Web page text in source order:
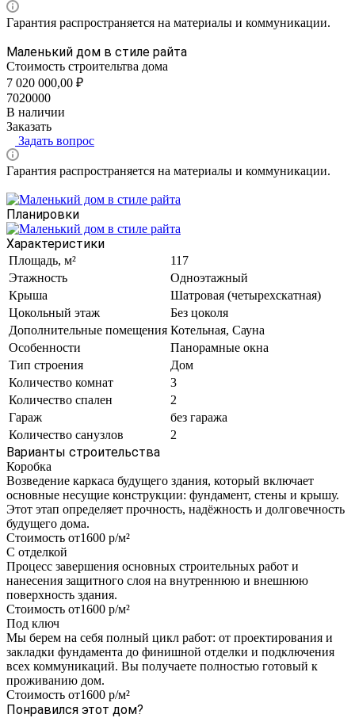
Гарантия распространяется на материалы и коммуникации.
Маленький дом в стиле райта
Стоимость строительтва дома
7 020 000,00 ₽
7020000
В наличии
Заказать
Задать вопрос
Гарантия распространяется на материалы и коммуникации.
Планировки
Характеристики
Площадь, м²
117
Этажность
Одноэтажный
Крыша
Шатровая (четырехскатная)
Цокольный этаж
Без цоколя
Дополнительные помещения Котельная, Сауна
Особенности
Панорамные окна
Тип строения
Дом
Количество комнат
3
Количество спален
2
Гараж
без гаража
Количество санузлов
2
Варианты строительства
Коробка
Возведение каркаса будущего здания, который включает
основные несущие конструкции: фундамент, стены и крышу.
Этот этап определяет прочность, надёжность и долговечность
будущего дома.
Стоимость от1600 р/м²
С отделкой
Процесс завершения основных строительных работ и
нанесения защитного слоя на внутреннюю и внешнюю
поверхность здания.
Стоимость от1600 р/м²
Под ключ
Мы берем на себя полный цикл работ: от проектирования и
закладки фундамента до финишной отделки и подключения
всех коммуникаций. Вы получаете полностью готовый к
проживанию дом.
Стоимость от1600 р/м²
Понравился этот дом?